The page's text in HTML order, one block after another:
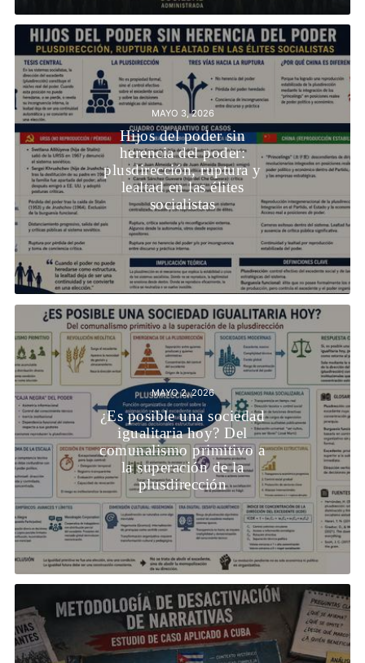
MAYO 3, 2026
Hijos del poder sin
herencia del poder:
plusdirección, ruptura y
lealtad en las élites
socialistas
MAYO 2, 2026
¿Es posible una sociedad
igualitaria hoy? Del
comunalismo primitivo a
la superación de la
plusdirección